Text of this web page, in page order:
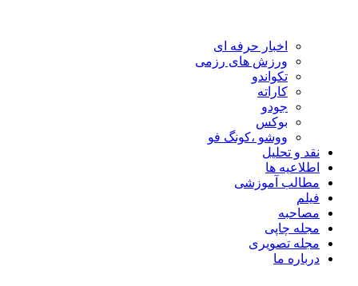
اخبار حرفه ای
ورزش های رزمی
تکواندو
کاراته
جودو
بوکس
ووشو ،کونگ فو
نقد و تحلیل
اطلاعیه ها
مطالب آموزشی
فیلم
مصاحبه
مجله چاپی
مجله تصویری
درباره ما